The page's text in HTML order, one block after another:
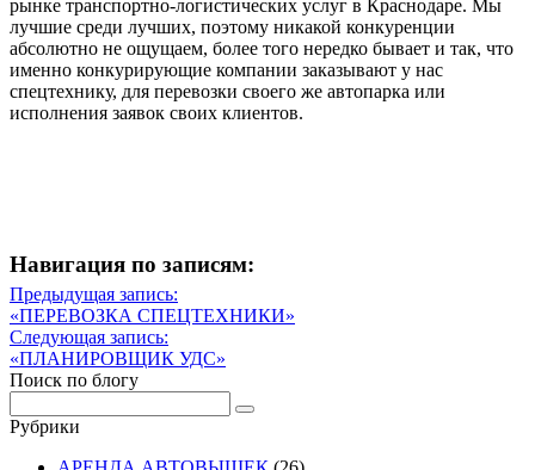
рынке транспортно-логистических услуг в Краснодаре. Мы
лучшие среди лучших, поэтому никакой конкуренции
абсолютно не ощущаем, более того нередко бывает и так, что
именно конкурирующие компании заказывают у нас
спецтехнику, для перевозки своего же автопарка или
исполнения заявок своих клиентов.
Навигация по записям:
Навигация
по
записям
Предыдущая запись:
Предыдущая
запись
«ПЕРЕВОЗКА СПЕЦТЕХНИКИ»
Следующая запись:
Следующая
запись
«ПЛАНИРОВЩИК УДС»
Поиск по блогу
Рубрики